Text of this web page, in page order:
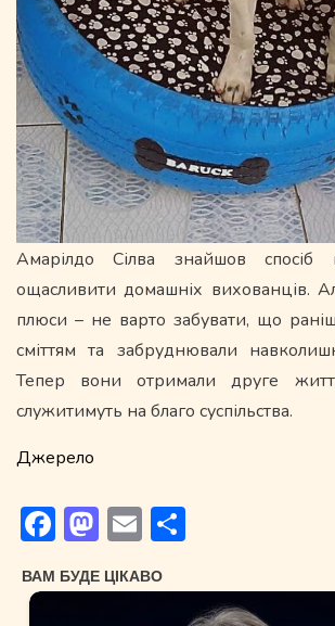
Амарілдо Сілва знайшов спосіб
ощасливити домашніх вихованців.
плюси – не варто забувати, що
сміттям та забруднювали
Тепер вони отримали друге
служитимуть на благо суспільства.
Джерело
Facebook
Mastodon
Email